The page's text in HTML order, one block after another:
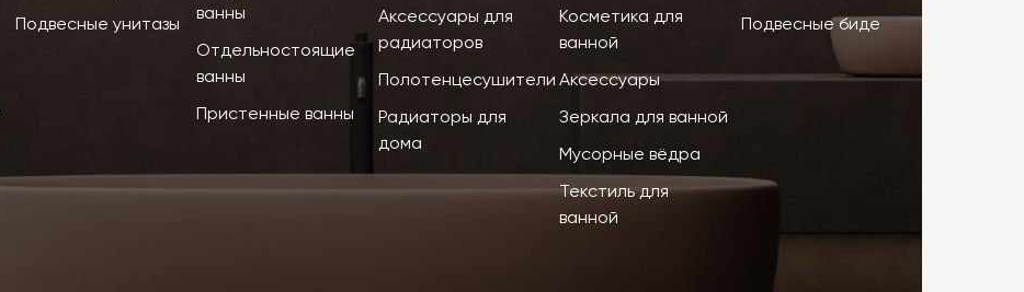
Подвесные унитазы
ванны
Отдельностоящие
ванны
Пристенные ванны
Аксессуары для
радиаторов
Полотенцесушители
Радиаторы для
дома
Косметика для
ванной
Аксессуары
Зеркала для ванной
Мусорные вёдра
Текстиль для
ванной
Подвесные биде